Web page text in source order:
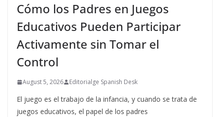
Cómo los Padres en Juegos
Educativos Pueden Participar
Activamente sin Tomar el
Control
August 5, 2026 Editorialge Spanish Desk
El juego es el trabajo de la infancia, y cuando se trata de
juegos educativos, el papel de los padres